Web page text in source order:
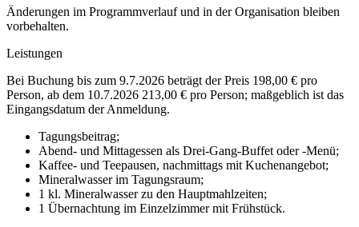
Änderungen im Programmverlauf und in der Organisation bleiben
vorbehalten.
Leistungen
Bei Buchung bis zum 9.7.2026 beträgt der Preis 198,00 € pro
Person, ab dem 10.7.2026 213,00 € pro Person; maßgeblich ist das
Eingangsdatum der Anmeldung.
Tagungsbeitrag;
Abend- und Mittagessen als Drei-Gang-Buffet oder -Menü;
Kaffee- und Teepausen, nachmittags mit Kuchenangebot;
Mineralwasser im Tagungsraum;
1 kl. Mineralwasser zu den Hauptmahlzeiten;
1 Übernachtung im Einzelzimmer mit Frühstück.